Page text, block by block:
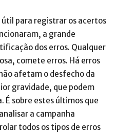
para registrar os acertos
a grande
dos erros. Qualquer
comete erros. Há erros
afetam o desfecho da
gravidade, que podem
É sobre estes últimos que
a campanha
todos os tipos de erros